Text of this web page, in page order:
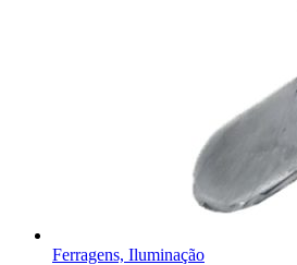
Ferragens, Iluminação